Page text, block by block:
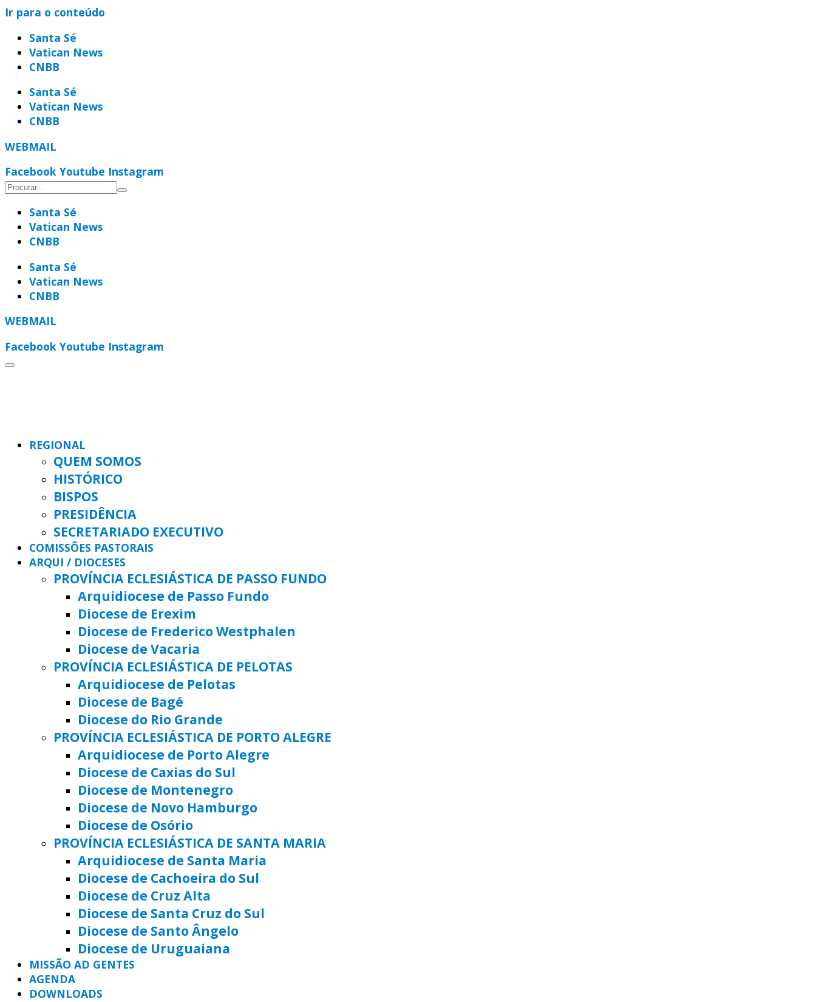
Ir para o conteúdo
Santa Sé
Vatican News
CNBB
Santa Sé
Vatican News
CNBB
WEBMAIL
Facebook Youtube Instagram
Santa Sé
Vatican News
CNBB
Santa Sé
Vatican News
CNBB
WEBMAIL
Facebook Youtube Instagram
REGIONAL
QUEM SOMOS
HISTÓRICO
BISPOS
PRESIDÊNCIA
SECRETARIADO EXECUTIVO
COMISSÕES PASTORAIS
ARQUI / DIOCESES
PROVÍNCIA ECLESIÁSTICA DE PASSO FUNDO
Arquidiocese de Passo Fundo
Diocese de Erexim
Diocese de Frederico Westphalen
Diocese de Vacaria
PROVÍNCIA ECLESIÁSTICA DE PELOTAS
Arquidiocese de Pelotas
Diocese de Bagé
Diocese do Rio Grande
PROVÍNCIA ECLESIÁSTICA DE PORTO ALEGRE
Arquidiocese de Porto Alegre
Diocese de Caxias do Sul
Diocese de Montenegro
Diocese de Novo Hamburgo
Diocese de Osório
PROVÍNCIA ECLESIÁSTICA DE SANTA MARIA
Arquidiocese de Santa Maria
Diocese de Cachoeira do Sul
Diocese de Cruz Alta
Diocese de Santa Cruz do Sul
Diocese de Santo Ângelo
Diocese de Uruguaiana
MISSÃO AD GENTES
AGENDA
DOWNLOADS